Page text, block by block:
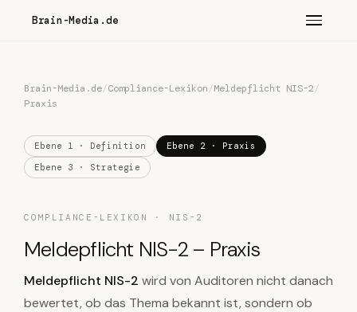
Brain-Media.de
Brain-Media.de/Compliance-Lexikon/Meldepflicht NIS-2/
Praxis
Ebene 1 · Definition
Ebene 2 · Praxis
Ebene 3 · Strategie
COMPLIANCE-LEXIKON · NIS-2
Meldepflicht NIS-2 – Praxis
Meldepflicht NIS-2 wird von Auditoren nicht danach
bewertet, ob das Thema bekannt ist, sondern ob